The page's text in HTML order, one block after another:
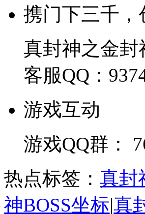
携门下三千
真封神之金封
客服QQ：
游戏互动
游戏QQ群：
热点标签： 真封
神BOSS坐标|真